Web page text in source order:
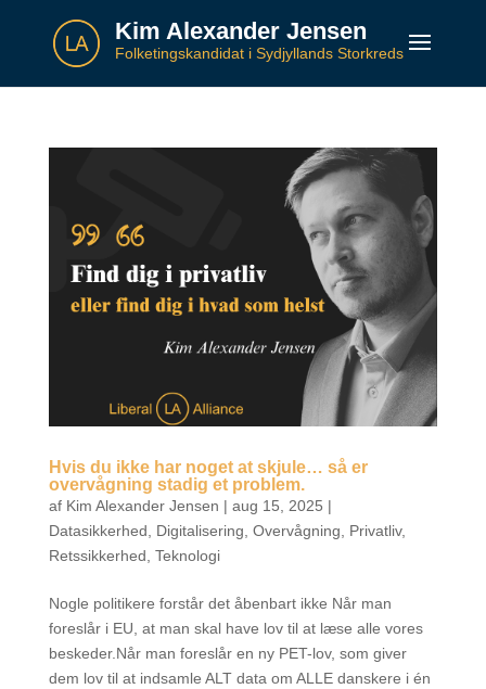
Kim Alexander Jensen
Folketingskandidat i Sydjyllands Storkreds
Hvis du ikke har noget at skjule… så er
overvågning stadig et problem.
af Kim Alexander Jensen | aug 15, 2025 |
Datasikkerhed, Digitalisering, Overvågning, Privatliv,
Retssikkerhed, Teknologi
Nogle politikere forstår det åbenbart ikke Når man
foreslår i EU, at man skal have lov til at læse alle vores
beskeder.Når man foreslår en ny PET-lov, som giver
dem lov til at indsamle ALT data om ALLE danskere i én